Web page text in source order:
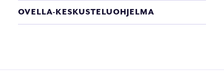
OVELLA-KESKUSTELUOHJELMA